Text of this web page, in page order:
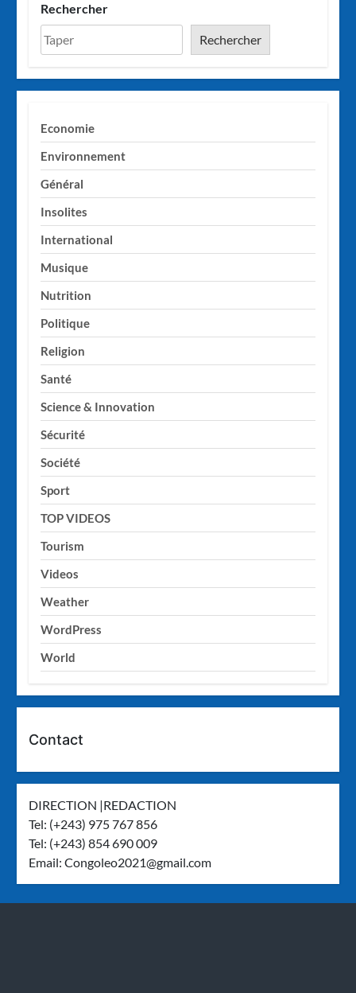
Rechercher
Rechercher
Economie
Environnement
Général
Insolites
International
Musique
Nutrition
Politique
Religion
Santé
Science & Innovation
Sécurité
Société
Sport
TOP VIDEOS
Tourism
Videos
Weather
WordPress
World
Contact
DIRECTION |REDACTION
Tel: (+243) 975 767 856
Tel: (+243) 854 690 009
Email:Congoleo2021@gmail.com